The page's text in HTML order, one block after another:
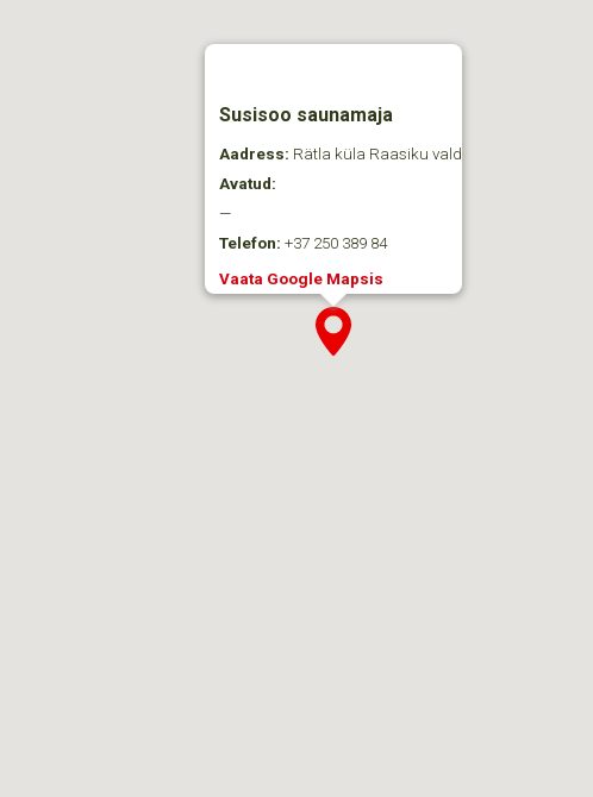
Susisoo saunamaja
Aadress: Rätla küla Raasiku vald
Avatud:
—
Telefon: +37 250 389 84
Vaata Google Mapsis